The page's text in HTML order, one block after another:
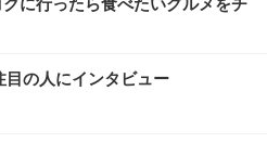
目の人にインタビュー